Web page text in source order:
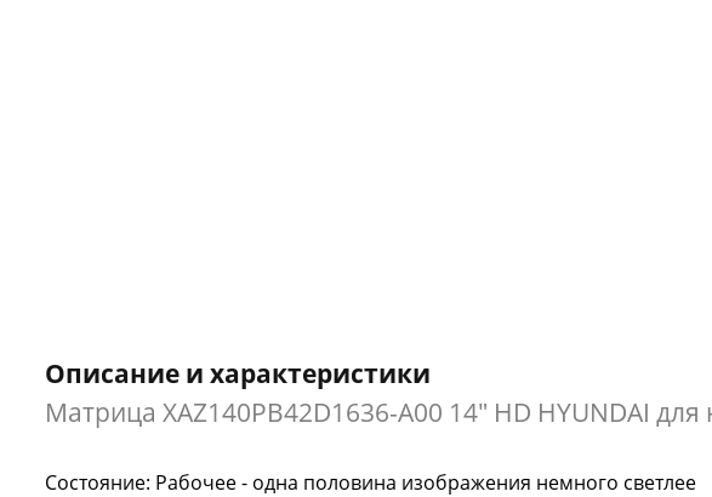
Описание и характеристики
Матрица XAZ140PB42D1636-A00 14" HD HYUNDAI
Состояние: Рабочее - одна половина изображения немного светлее